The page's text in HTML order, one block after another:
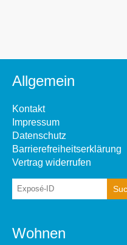
Allgemein
Kontakt
Impressum
Datenschutz
Barrierefreiheitserklärung
Vertrag widerrufen
Wohnen